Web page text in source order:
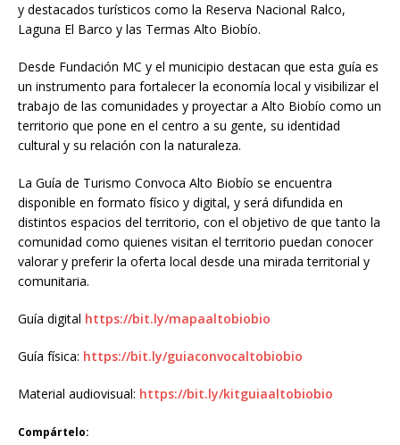
y destacados turísticos como la Reserva Nacional Ralco,
Laguna El Barco y las Termas Alto Biobío.
Desde Fundación MC y el municipio destacan que esta guía es
un instrumento para fortalecer la economía local y visibilizar el
trabajo de las comunidades y proyectar a Alto Biobío como un
territorio que pone en el centro a su gente, su identidad
cultural y su relación con la naturaleza.
La Guía de Turismo Convoca Alto Biobío se encuentra
disponible en formato físico y digital, y será difundida en
distintos espacios del territorio, con el objetivo de que tanto la
comunidad como quienes visitan el territorio puedan conocer
valorar y preferir la oferta local desde una mirada territorial y
comunitaria.
Guía digital https://bit.ly/mapaaltobiobio
Guía física: https://bit.ly/guiaconvocaltobiobio
Material audiovisual: https://bit.ly/kitguiaaltobiobio
Compártelo: